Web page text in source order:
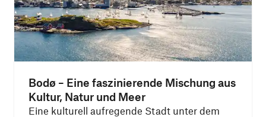
Bodø – Eine faszinierende Mischung aus
Kultur, Natur und Meer
Eine kulturell aufregende Stadt unter dem